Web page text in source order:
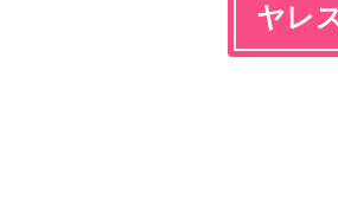
ヤレ